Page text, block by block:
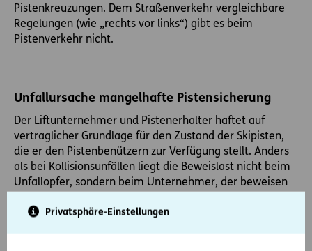
Privatsphäre-Einstellungen
Pistenkreuzungen. Dem Straßenverkehr vergleichbare
Regelungen (wie „rechts vor links“) gibt es beim
Pistenverkehr nicht.
Unfallursache mangelhafte Pistensicherung
Der Liftunternehmer und Pistenerhalter haftet auf
vertraglicher Grundlage für den Zustand der Skipisten,
die er den Pistenbenützern zur Verfügung stellt. Anders
als bei Kollisionsunfällen liegt die Beweislast nicht beim
Unfallopfer, sondern beim Unternehmer, der beweisen